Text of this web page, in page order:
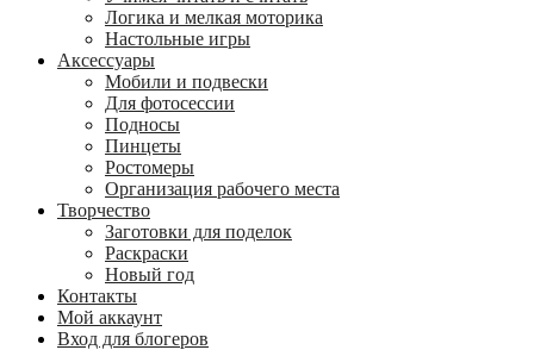
Логика и мелкая моторика
Настольные игры
Аксессуары
Мобили и подвески
Для фотосессии
Подносы
Пинцеты
Ростомеры
Организация рабочего места
Творчество
Заготовки для поделок
Раскраски
Новый год
Контакты
Мой аккаунт
Вход для блогеров